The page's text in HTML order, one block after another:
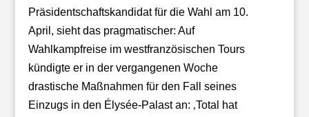
Präsidentschaftskandidat für die Wahl am 10.
April, sieht das pragmatischer: Auf
Wahlkampfreise im westfranzösischen Tours
kündigte er in der vergangenen Woche
drastische Maßnahmen für den Fall seines
Einzugs in den Élysée-Palast an: ‚Total hat